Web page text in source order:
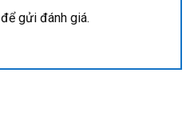
để gửi đánh giá.